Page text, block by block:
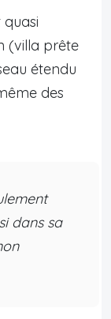
quasi
(villa prête
étendu
des
dans sa